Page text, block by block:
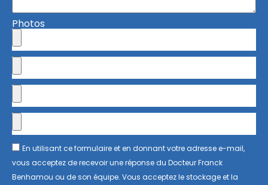
Photos
En utilisant ce formulaire et en donnant votre adresse e-mail,
vous acceptez de recevoir une réponse du Docteur Franck
Benhamou ou de son équipe. Vous acceptez le stockage et la